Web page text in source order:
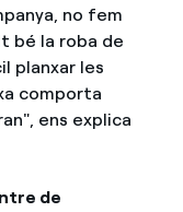
no fem
bé la roba de
planxar les
comporta
ens explica
de